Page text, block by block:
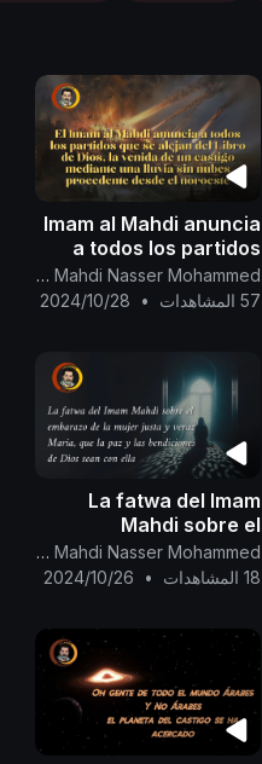
Imam al Mahdi anuncia
a todos los partidos
que se alejan del Libro
de Dios, la venida de
Canal Oficial Del Imam Al Mahdi Nasser Mohammed
57 المشاهدات
•
2024/10/28
La fatwa del Imam
Mahdi sobre el
embarazo de la mujer
justa y veraz María,
sean con ella...
Canal Oficial Del Imam Al Mahdi Nasser Mohammed
18 المشاهدات
•
2024/10/26